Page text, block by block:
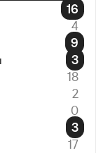
16
4
9
3
18
2
0
3
17